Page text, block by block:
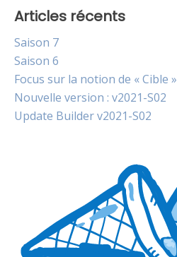
Articles récents
Saison 7
Saison 6
Focus sur la notion de « Cible »
Nouvelle version : v2021-S02
Update Builder v2021-S02